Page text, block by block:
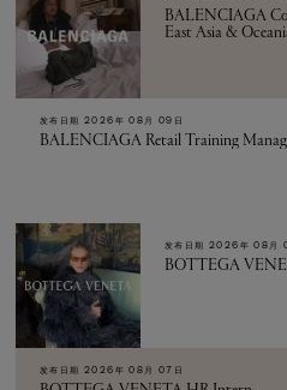
BALENCIAGA
East Asia &
发布日期 2026年 08月 09日
BALENCIAGA Retail Training
发布日期 2026年 08月
BOTTEGA
发布日期 2026年 08月 07日